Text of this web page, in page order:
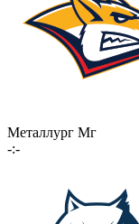
Металлург Мг
-:-